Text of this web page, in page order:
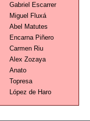
Gabriel Escarrer
Miguel Fluxá
Abel Matutes
Encarna Piñero
Carmen Riu
Alex Zozaya
Anato
Topresa
López de Haro